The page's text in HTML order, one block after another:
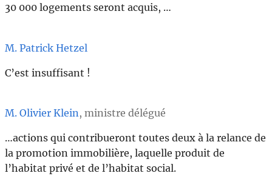
30 000 logements seront acquis, …
M. Patrick Hetzel
C’est insuffisant !
M. Olivier Klein, ministre délégué
…actions qui contribueront toutes deux à la relance de
la promotion immobilière, laquelle produit de
l’habitat privé et de l’habitat social.